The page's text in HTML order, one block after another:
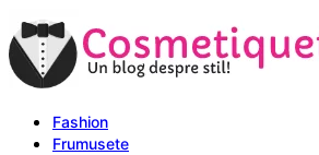
Fashion
Frumusete